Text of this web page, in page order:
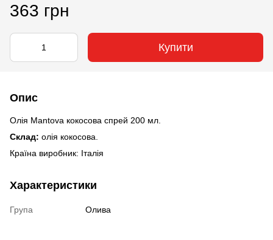
363 грн
Купити
Опис
Олія Mantova кокосова спрей 200 мл.
Склад: олія кокосова.
Країна виробник: Італія
Характеристики
Група Олива